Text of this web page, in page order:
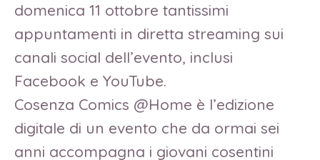
domenica 11 ottobre tantissimi
appuntamenti in diretta streaming sui
canali social dell’evento, inclusi
Facebook e YouTube.
Cosenza Comics @Home è l’edizione
digitale di un evento che da ormai sei
anni accompagna i giovani cosentini